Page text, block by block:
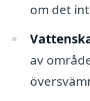
om det
av